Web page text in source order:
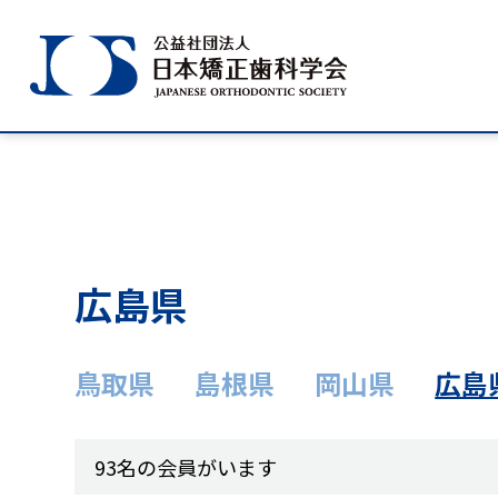
学会のご紹介
学術大会案内
広島県
鳥取県 島根県 岡山県 広島
93名の会員がいます